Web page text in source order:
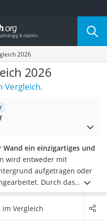
2026
2026
Vergleich.
Wand ein einzigartiges und
wird entweder mit
aufgetragen oder
Durch das
eine einzigartige 3D-Optik,
Wählen Sie jetzt aus
im Vergleich